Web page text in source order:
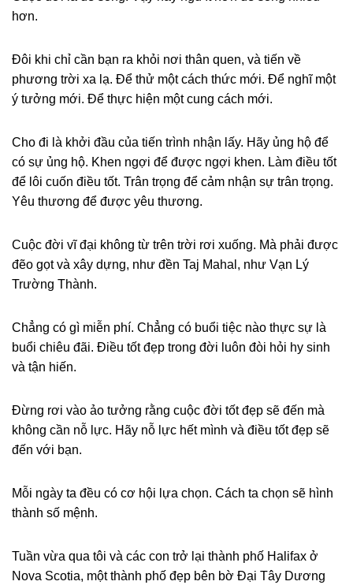
hơn.
Đôi khi chỉ cần bạn ra khỏi nơi thân quen, và tiến về
phương trời xa lạ. Để thử một cách thức mới. Để nghĩ một
ý tưởng mới. Để thực hiện một cung cách mới.
Cho đi là khởi đầu của tiến trình nhận lấy. Hãy ủng hộ để
có sự ủng hộ. Khen ngợi để được ngợi khen. Làm điều tốt
để lôi cuốn điều tốt. Trân trọng để cảm nhận sự trân trọng.
Yêu thương để được yêu thương.
Cuộc đời vĩ đại không từ trên trời rơi xuống. Mà phải được
đẽo gọt và xây dựng, như đền Taj Mahal, như Vạn Lý
Trường Thành.
Chẳng có gì miễn phí. Chẳng có buổi tiệc nào thực sự là
buổi chiêu đãi. Điều tốt đẹp trong đời luôn đòi hỏi hy sinh
và tận hiến.
Đừng rơi vào ảo tưởng rằng cuộc đời tốt đẹp sẽ đến mà
không cần nỗ lực. Hãy nỗ lực hết mình và điều tốt đẹp sẽ
đến với bạn.
Mỗi ngày ta đều có cơ hội lựa chọn. Cách ta chọn sẽ hình
thành số mệnh.
Tuần vừa qua tôi và các con trở lại thành phố Halifax ở
Nova Scotia, một thành phố đẹp bên bờ Đại Tây Dương